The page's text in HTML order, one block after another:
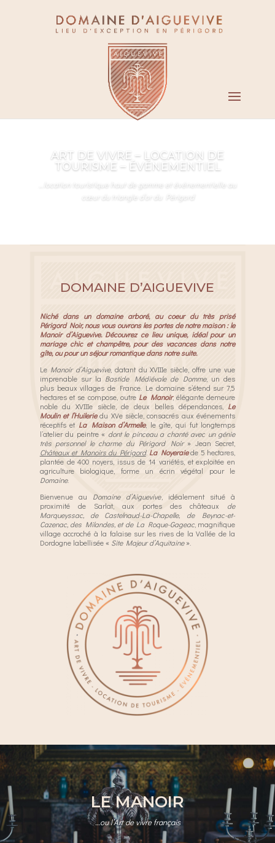
…location touristique haut de gamme et événementielle au
DOMAINE D’AIGUEVIVE
Niché dans un domaine arboré, au coeur du très prisé
Périgord Noir, nous vous ouvrons les portes de notre maison : le
Manoir d’Aiguevive. Découvrez ce lieu unique, idéal pour un
mariage chic et champêtre, pour des vacances dans notre
gîte, ou pour un séjour romantique dans notre suite.
Le Manoir d’Aiguevive, datant du XVIIIe siècle, offre une vue
imprenable sur la Bastide Médiévale de Domme, un des
plus beaux villages de France. Le domaine s’étend sur 7,5
hectares et se compose, outre Le Manoir, élégante demeure
noble du XVIIIe siècle, de deux belles dépendances, Le
Moulin et l’Huileriedu XVe siècle, consacrés aux événements
réceptifs et La Maison d’Armelle, le gîte, qui fut longtemps
l’atelier du peintre « dont le pinceau a chanté avec un génie
très personnel le charme du Périgord Noir » Jean Secret,
Châteaux et Manoirs du Périgord. La Noyeraiede 5 hectares,
plantée de 400 noyers, issus de 14 variétés, et exploitée en
agriculture biologique, forme un écrin végétal pour le
Domaine.
Bienvenue au Domaine d’Aiguevive, idéalement situé à
proximité de Sarlat, aux portes des châteaux de
Marqueyssac, de Castelnaud-La-Chapelle, de Beynac-et-
Cazenac, des Milandes, et de La Roque-Gageac, magnifique
village accroché à la falaise sur les rives de la Vallée de la
Dordogne labellisée « Site Majeur d’Aquitaine».
LE MANOIR
…ou l’Art de vivre français